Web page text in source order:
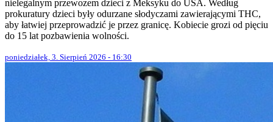
nielegalnym przewozem dzieci z Meksyku do USA. Według
prokuratury dzieci były odurzane słodyczami zawierającymi THC,
aby łatwiej przeprowadzić je przez granicę. Kobiecie grozi od pięciu
do 15 lat pozbawienia wolności.
poniedziałek, 3. Sierpień 2026 - 16:30